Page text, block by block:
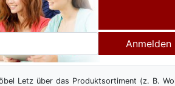
Anmelden
Letz über das Produktsortiment (z. B.